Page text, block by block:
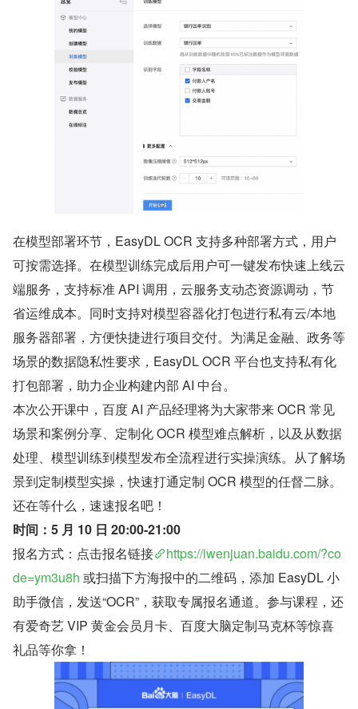
在模型部署环节，EasyDL OCR 支持多种部署方式，用户
可按需选择。在模型训练完成后用户可一键发布快速上线云
端服务，支持标准 API 调用，云服务支动态资源调动，节
省运维成本。同时支持对模型容器化打包进行私有云/本地
服务器部署，方便快捷进行项目交付。为满足金融、政务等
场景的数据隐私性要求，EasyDL OCR 平台也支持私有化
打包部署，助力企业构建内部 AI 中台。
本次公开课中，百度 AI 产品经理将为大家带来 OCR 常见
场景和案例分享、定制化 OCR 模型难点解析，以及从数据
处理、模型训练到模型发布全流程进行实操演练。从了解场
景到定制模型实操，快速打通定制 OCR 模型的任督二脉。
还在等什么，速速报名吧！
时间：5 月 10 日 20:00-21:00
报名方式：点击报名链接
https://iwenjuan.baidu.com/?co
de=ym3u8h 或扫描下方海报中的二维码，添加 EasyDL 小
助手微信，发送“OCR”，获取专属报名通道。参与课程，还
有爱奇艺 VIP 黄金会员月卡、百度大脑定制马克杯等惊喜
礼品等你拿！